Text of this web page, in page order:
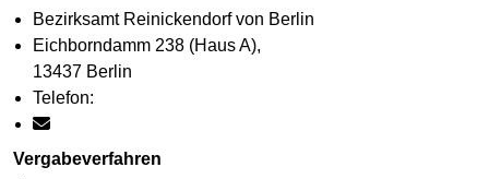
Bezirksamt Reinickendorf von Berlin
Eichborndamm 238 (Haus A),
13437 Berlin
Telefon:
Vergabeverfahren